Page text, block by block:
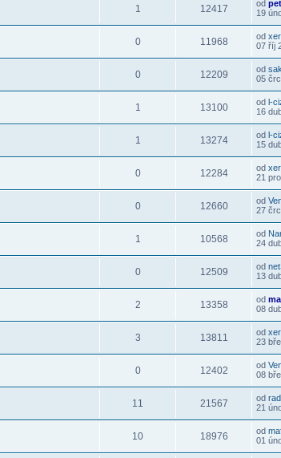
1 12417 od
19
0 11968 od
07 říj
0 12209 od
05
1 13100 od l-
16
1 13274 od l-
15
0 12284 od
21
0 12660 od
27
1 10568 od
24
0 12509 od
13
2 13358 od
08
3 13811 od
23
0 12402 od
08
11 21567 od
21
10 18976 od
01